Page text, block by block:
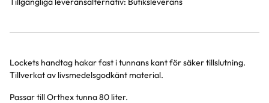
Produktinformation
Lockets handtag hakar fast i tunnans kant för säker tillslutning.
Tillverkat av livsmedelsgodkänt material.
Passar till Orthex tunna 80 liter.